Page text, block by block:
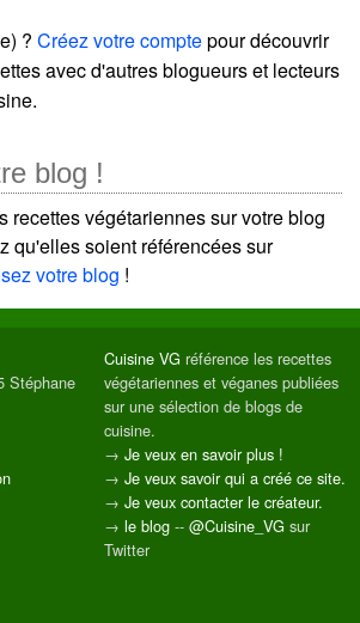
? Créez votre comptepour découvrir
avec d'autres blogueurs et lecteurs
blog !
recettes végétariennes sur votre blog
qu'elles soient référencées sur
votre blog !
Stéphane
Cuisine VG référence les recettes
végétariennes et véganes publiées
sur une sélection de blogs de
cuisine.
→ Je veux en savoir plus !
→ Je veux savoir qui a créé ce site.
→ Je veux contacter le créateur.
→ le blog -- @Cuisine_VG sur
Twitter